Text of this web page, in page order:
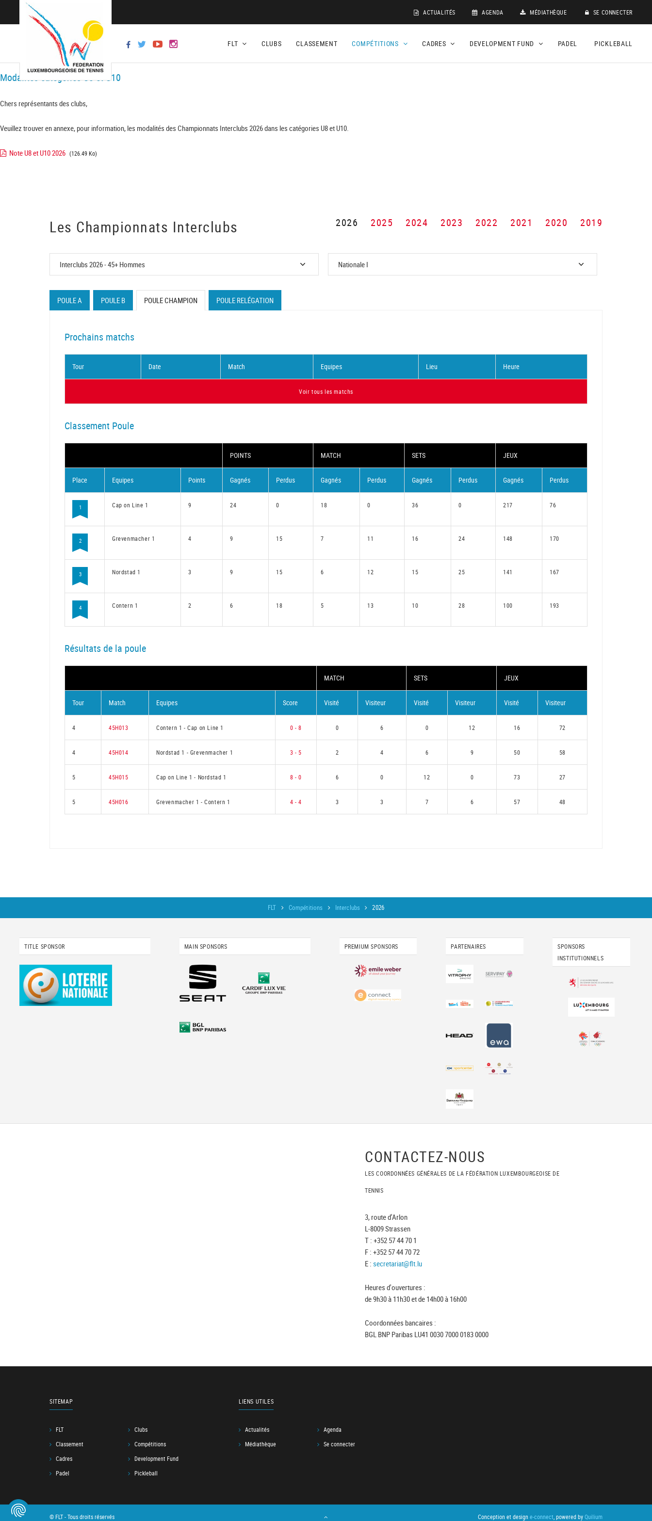
ACTUALITÉS AGENDA MÉDIATHÈQUE SE CONNECTER
FLT CLUBS CLASSEMENT COMPÉTITIONS CADRES DEVELOPMENT FUND PADEL PICKLEBALL
Modalités catégories U8 et U10
Chers représentants des clubs,
Veuillez trouver en annexe, pour information, les modalités des Championnats Interclubs 2026 dans les catégories U8 et U10.
Note U8 et U10 2026 (126.49 Ko)
Les Championnats Interclubs 2026 2025 2024 2023 2022 2021 2020 2019
POULE A POULE B POULE CHAMPION POULE RELÉGATION
Prochains matchs
Tour Date Match Equipes Lieu Heure
Voir tous les matchs
Classement Poule
POINTS MATCH SETS JEUX
Place Equipes Points Gagnés Perdus Gagnés Perdus Gagnés Perdus Gagnés Perdus
1 Cap on Line 1 9 24 0 18 0 36 0 217 76
2 Grevenmacher 1 4 9 15 7 11 16 24 148 170
3 Nordstad 1 3 9 15 6 12 15 25 141 167
4 Contern 1 2 6 18 5 13 10 28 100 193
Résultats de la poule
MATCH SETS JEUX
Tour Match Equipes Score Visité Visiteur Visité Visiteur Visité Visiteur
4 45H013 Contern 1 -Cap on Line 1 0 - 8 0 6 0 12 16 72
4 45H014 Nordstad 1 - Grevenmacher 1 3 - 5 2 4 6 9 50 58
5 45H015 Cap on Line 1- Nordstad 1 8 - 0 6 0 12 0 73 27
5 45H016 Grevenmacher 1 -Contern 1 4 - 4 3 3 7 6 57 48
FLT Compétitions Interclubs 2026
TITLE SPONSOR MAIN SPONSORS PREMIUM SPONSORS PARTENAIRES
SPONSORS
INSTITUTIONNELS
CONTACTEZ-NOUS
LES COORDONNÉES GÉNÉRALES DE LA FÉDÉRATION LUXEMBOURGEOISE DE
TENNIS
3, route d'Arlon
L-8009 Strassen
T : +352 57 44 70 1
F : +352 57 44 70 72
E : secretariat@flt.lu
Heures d'ouvertures :
de 9h30 à 11h30 et de 14h00 à 16h00
Coordonnées bancaires :
BGL BNP Paribas LU41 0030 7000 0183 0000
SITEMAP
FLT
Clubs
Classement
Compétitions
Cadres
Development Fund
Padel
Pickleball
LIENS UTILES
Actualités
Agenda
Médiathèque
Se connecter
© FLT - Tous droits réservés Conception et design e-connect , powered byQuilium